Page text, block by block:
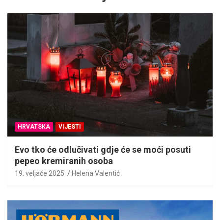
HRVATSKA VIJESTI
Evo tko će odlučivati gdje će se moći posuti
pepeo kremiranih osoba
19. veljače 2025. Helena Valentić
A